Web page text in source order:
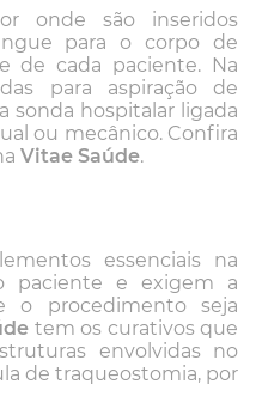
onde são inseridos
para o corpo de
de cada paciente. Na
para aspiração de
sonda hospitalar ligada
ou mecânico. Confira
Vitae Saúde.
essenciais na
paciente e exigem a
o procedimento seja
tem os curativos que
envolvidas no
de traqueostomia, por